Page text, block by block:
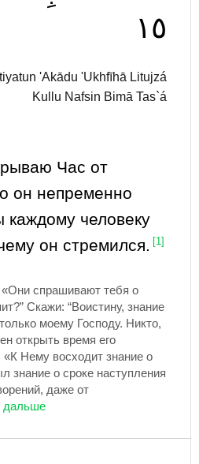
١٥
'Akādu 'Ukhfīhā Litujzá
Kullu Nafsin Bimā Tas`á
Час от
он непременно
каждому человеку
он стремился.
[1]
спрашивают тебя о
Скажи: “Воистину, знание
моему Господу. Никто,
открыть время его
«К Нему восходит знание о
знание о сроке наступления
даже от